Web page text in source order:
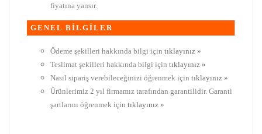
fiyatına yansır.
GENEL BİLGİLER
Ödeme şekilleri hakkında bilgi için tıklayınız »
Teslimat şekilleri hakkında bilgi için tıklayınız »
Nasıl sipariş verebileceğinizi öğrenmek için tıklayınız »
Ürünlerimiz 2 yıl firmamız tarafından garantilidir. Garanti
şartlarını öğrenmek için tıklayınız »